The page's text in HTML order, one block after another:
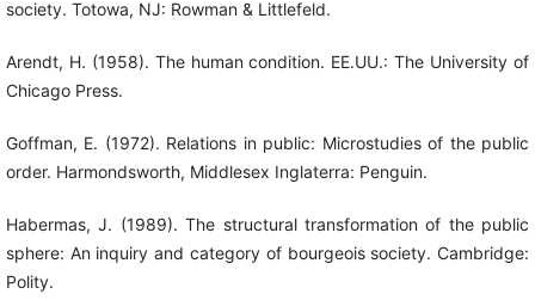
society. Totowa, NJ: Rowman & Littlefeld.
Arendt, H. (1958). The human condition. EE.UU.: The University of
Chicago Press.
Goffman, E. (1972). Relations in public: Microstudies of the public
order. Harmondsworth, Middlesex Inglaterra: Penguin.
Habermas, J. (1989). The structural transformation of the public
sphere: An inquiry and category of bourgeois society. Cambridge:
Polity.